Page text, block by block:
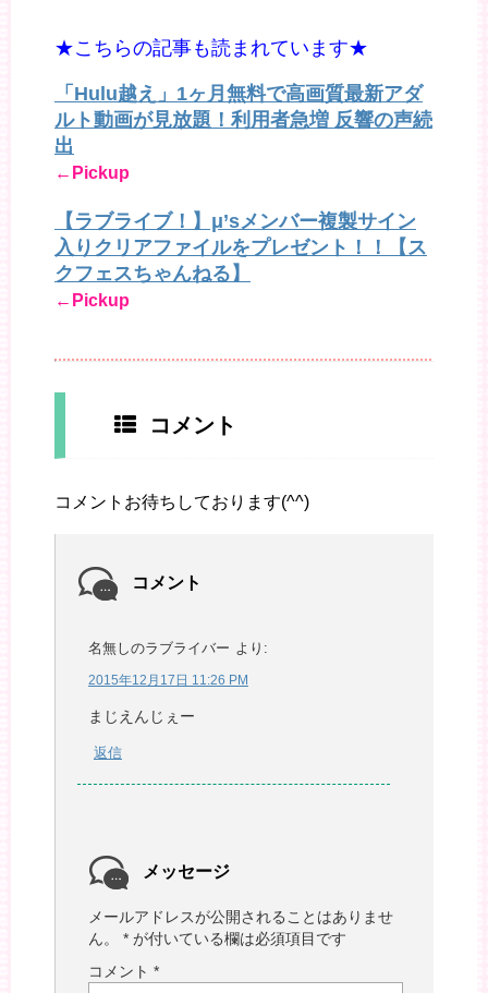
★こちらの記事も読まれています★
「Hulu越え」1ヶ月無料で高画質最新アダ
ルト動画が見放題！利用者急増 反響の声続
出
←Pickup
【ラブライブ！】μ’sメンバー複製サイン
入りクリアファイルをプレゼント！！【ス
クフェスちゃんねる】
←Pickup
コメント
コメントお待ちしております(^^)
コメント
名無しのラブライバー より:
2015年12月17日 11:26 PM
まじえんじぇー
返信
メッセージ
メールアドレスが公開されることはありませ
ん。
* が付いている欄は必須項目です
コメント *